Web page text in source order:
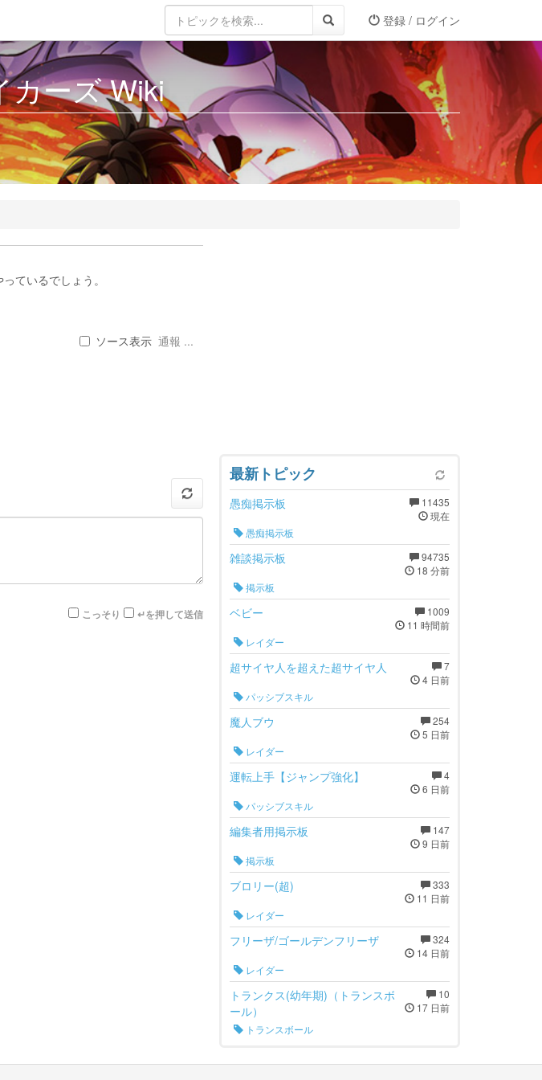
登録 / ログイン
カーズ Wiki
ているでしょう。
ソース表示 通報 ...
こっそり ↵を押して送信
最新トピック
11435
現在
愚痴掲示板
愚痴掲示板
94735
18 分前
雑談掲示板
掲示板
1009
11 時間前
ベビー
レイダー
7
4 日前
超サイヤ人を超えた超サイヤ人
パッシブスキル
254
5 日前
魔人ブウ
レイダー
4
6 日前
運転上手【ジャンプ強化】
パッシブスキル
147
9 日前
編集者用掲示板
掲示板
333
11 日前
ブロリー(超)
レイダー
324
14 日前
フリーザ/ゴールデンフリーザ
レイダー
10
17 日前
トランクス(幼年期)（トランスボ
ール）
トランスボール